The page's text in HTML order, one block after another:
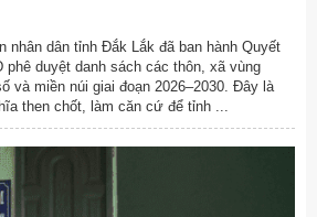
nhân dân tỉnh Đắk Lắk đã ban hành Quyết
phê duyệt danh sách các thôn, xã vùng
và miền núi giai đoạn 2026–2030. Đây là
then chốt, làm căn cứ để tỉnh ...